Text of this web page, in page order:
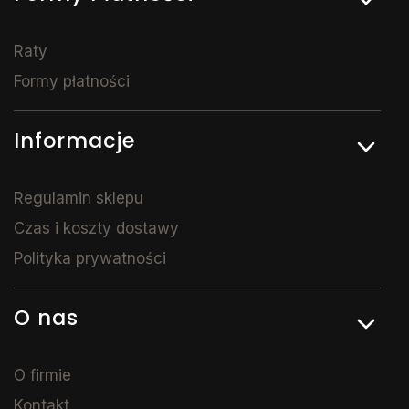
Raty
Formy płatności
Informacje
Regulamin sklepu
Czas i koszty dostawy
Polityka prywatności
O nas
O firmie
Kontakt